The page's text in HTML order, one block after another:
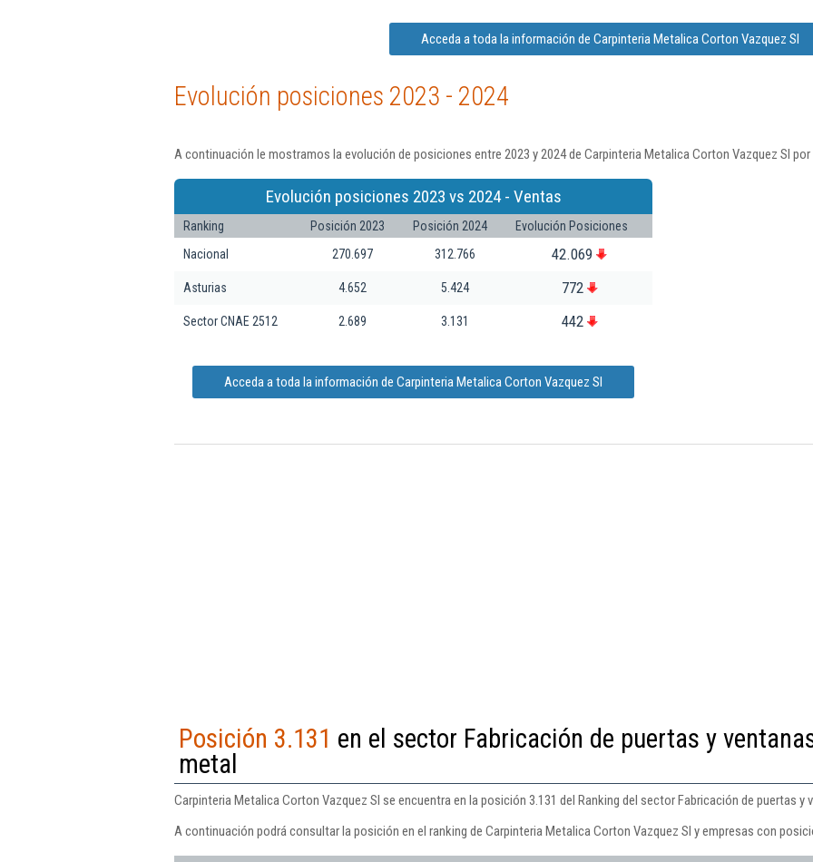
Acceda a toda la información de Carpinteria Metalica Corton Vazquez Sl
Evolución posiciones 2023 - 2024
A continuación le mostramos la evolución de posiciones entre 2023 y 2024 de Carpinteria Metalica Corton Vazquez Sl
Evolución posiciones 2023 vs 2024 - Ventas
Ranking Posición 2023 Posición 2024
Evolución Posiciones
Nacional
270.697 312.766 42.069
Asturias 4.652 5.424 772
Sector CNAE 2512 2.689 3.131 442
Acceda a toda la información de Carpinteria Metalica Corton Vazquez Sl
Posición 3.131 en el sector Fabricación de puertas y
metal
Carpinteria Metalica Corton Vazquez Sl se encuentra en la posición 3.131 del Ranking del sector Fabricación de puertas y
A continuación podrá consultar la posición en el ranking de Carpinteria Metalica Corton Vazquez Sl y empresas con